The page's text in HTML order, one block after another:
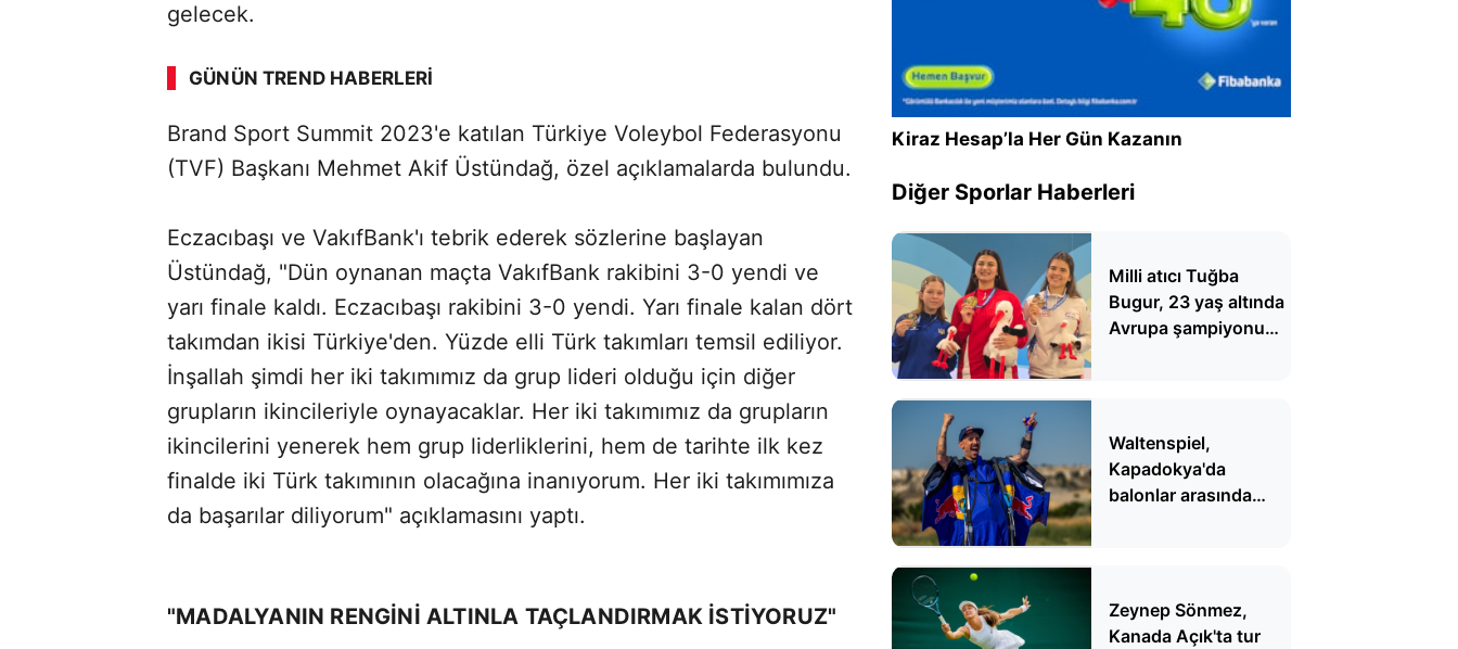
gelecek.
GÜNÜN TREND HABERLERI
Brand Sport Summit 2023'e katılan Türkiye Voleybol Federasyonu
(TVF) Başkanı Mehmet Akif Üstündağ, özel açıklamalarda bulundu.
Eczacıbaşı ve VakıfBank'ı tebrik ederek sözlerine başlayan
Üstündağ, "Dün oynanan maçta VakıfBank rakibini 3-0 yendi ve
yarı finale kaldı. Eczacıbaşı rakibini 3-0 yendi. Yarı finale kalan dört
takımdan ikisi Türkiye'den. Yüzde elli Türk takımları temsil ediliyor.
İnşallah şimdi her iki takımımız da grup lideri olduğu için diğer
grupların ikincileriyle oynayacaklar. Her iki takımımız da grupların
ikincilerini yenerek hem grup liderliklerini, hem de tarihte ilk kez
finalde iki Türk takımının olacağına inanıyorum. Her iki takımımıza
da başarılar diliyorum" açıklamasını yaptı.
"MADALYANIN RENGİNİ ALTINLA TAÇLANDIRMAK İSTİYORUZ"
Kiraz Hesap’la Her Gün Kazanın
Diğer Sporlar Haberleri
Milli atıcı Tuğba
Bugur, 23 yaş altında
Avrupa şampiyonu
Waltenspiel,
Kapadokya'da
balonlar arasında
Zeynep Sönmez,
Kanada Açık'ta tur